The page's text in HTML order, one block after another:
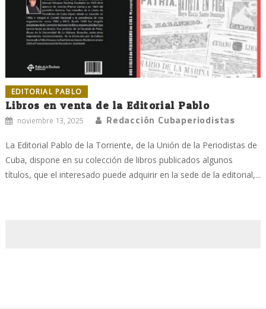
EDITORIAL PABLO
Libros en venta de la Editorial Pablo
noviembre 13, 2025 Redacción Cubaperiodistas
La Editorial Pablo de la Torriente, de la Unión de la Periodistas de
Cuba, dispone en su colección de libros publicados algunos
títulos, que el interesado puede adquirir en la sede de la editorial,...